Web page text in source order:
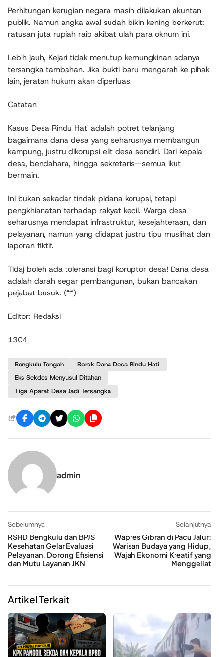
Perhitungan kerugian negara masih dilakukan akuntan
publik. Namun angka awal sudah bikin kening berkerut:
ratusan juta rupiah raib akibat ulah para oknum ini.
Lebih jauh, Kejari tidak menutup kemungkinan adanya
tersangka tambahan. Jika bukti baru mengarah ke pihak
lain, jeratan hukum akan diperluas.
Catatan
Kasus Desa Rindu Hati adalah potret telanjang
bagaimana dana desa yang seharusnya membangun
kampung, justru dikorupsi elit desa sendiri. Dari kepala
desa, bendahara, hingga sekretaris—semua ikut
bermain.
Ini bukan sekadar tindak pidana korupsi, tetapi
pengkhianatan terhadap rakyat kecil. Warga desa
seharusnya mendapat infrastruktur, kesejahteraan, dan
pelayanan, namun yang didapat justru tipu muslihat dan
laporan fiktif.
Tidaj boleh ada toleransi bagi koruptor desa! Dana desa
adalah darah segar pembangunan, bukan bancakan
pejabat busuk. (**)
Editor: Redaksi
1304
Bengkulu Tengah
Borok Dana Desa Rindu Hati
Eks Sekdes Menyusul Ditahan
Tiga Aparat Desa Jadi Tersangka
admin
Sebelumnya
RSHD Bengkulu dan BPJS
Kesehatan Gelar Evaluasi
Pelayanan, Dorong Efisiensi
dan Mutu Layanan JKN
Selanjutnya
Wapres Gibran di Pacu Jalur:
Warisan Budaya yang Hidup,
Wajah Ekonomi Kreatif yang
Menggeliat
Artikel Terkait